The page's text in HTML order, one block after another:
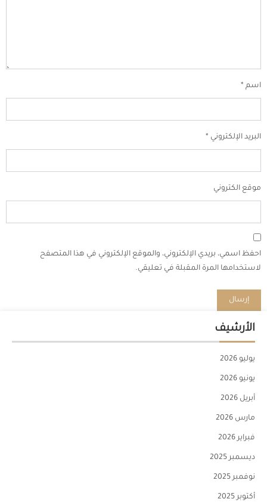
اسم *
البريد الإلكتروني *
موقع الكتروني
احفظ اسمي، بريدي الإلكتروني، والموقع الإلكتروني في هذا المتصفح
لاستخدامها المرة المقبلة في تعليقي.
الأرشيف
يوليو 2026
يونيو 2026
أبريل 2026
مارس 2026
فبراير 2026
ديسمبر 2025
نوفمبر 2025
أكتوبر 2025